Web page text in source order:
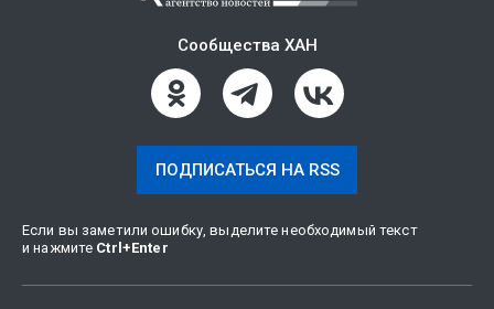
Сообщества ХАН
ПОДПИСАТЬСЯ НА RSS
Если вы заметили ошибку, выделите необходимый текст
и нажмите Ctrl +Enter